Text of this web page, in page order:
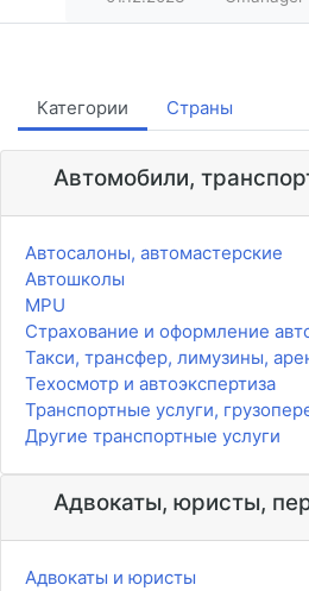
Категории Страны
Автомобили,
Автосалоны, автомастерские
Автошколы
MPU
Страхование и оформление
Такси, трансфер, лимузины,
Техосмотр и автоэкспертиза
Транспортные услуги,
Другие транспортные услуги
Адвокаты, юристы,
Адвокаты и юристы